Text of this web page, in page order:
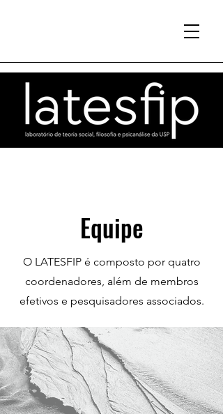
Equipe
O LATESFIP é composto por quatro
coordenadores, além de membros
efetivos e pesquisadores associados.